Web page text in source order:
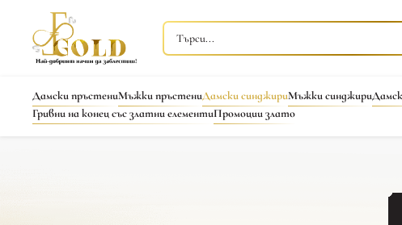
Дамски пръстениМъжки пръстениДамски синджириМъжки синджири
Гривни на конец със златни елементиПромоции злато